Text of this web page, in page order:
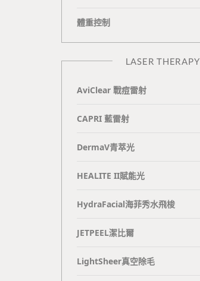
體重控制
LASER THERAPY
AviClear 戰痘雷射
CAPRI 藍雷射
DermaV青萃光
HEALITE II賦能光
HydraFacial海菲秀水飛梭
JETPEEL潔比爾
LightSheer真空除毛